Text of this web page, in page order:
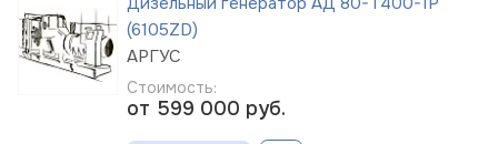
(6105ZD)
АРГУС
Стоимость:
от 599 000 руб.